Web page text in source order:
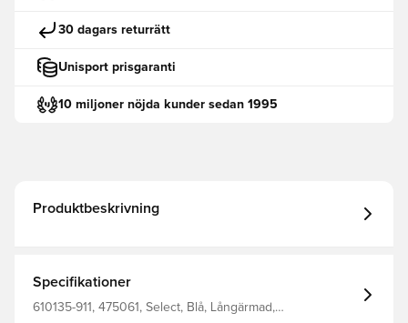
30 dagars returrätt
Unisport prisgaranti
10 miljoner nöjda kunder sedan 1995
Produktbeskrivning
Specifikationer
610135-911, 475061, Select, Blå, Långärmad,